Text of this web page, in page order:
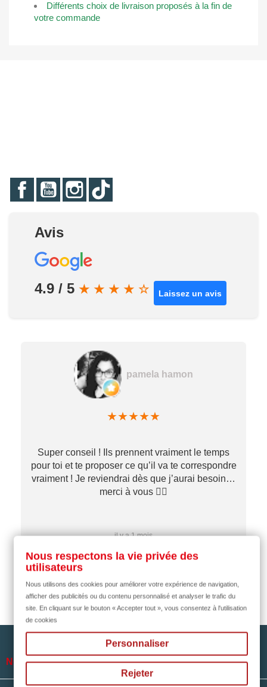
Différents choix de livraison proposés à la fin de
votre commande
FacebookYouTubeInstagram
Avis
4.9 / 5 ★ ★ ★ ★ ☆ Laissez un avis
pamela hamon
★★★★★
Super conseil ! Ils prennent vraiment le temps
pour toi et te proposer ce qu’il va te correspondre
vraiment ! Je reviendrai dès que j’aurai besoin…
merci à vous ✌🏼
il y a 1 mois
NOTRE SOCIÉTÉ 
Nous respectons la vie privée des
utilisateurs
Nous utilisons des cookies pour améliorer votre expérience de navigation,
afficher des publicités ou du contenu personnalisé et analyser le trafic du
site. En cliquant sur le bouton « Accepter tout », vous consentez à l'utilisation
de cookies
Personnaliser
Rejeter